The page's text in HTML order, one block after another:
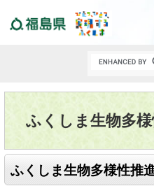
ふくしま生物多
ふくしま生物多様性推